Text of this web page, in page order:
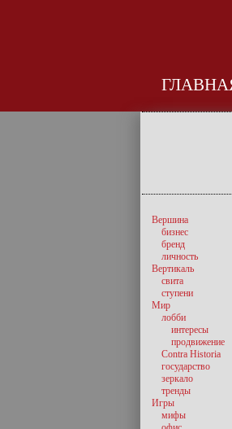
Вершина
бизнес
бренд
личность
Вертикаль
свита
ступени
Мир
лобби
интересы
продвижение
Contra Historia
государство
зеркало
тренды
Игры
мифы